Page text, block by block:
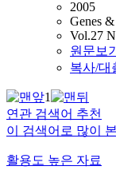
2005
Genes
Vol.27
원문보기
복사/대
1
연관 검색어 추천
이 검색어로 많이
활용도 높은 자료